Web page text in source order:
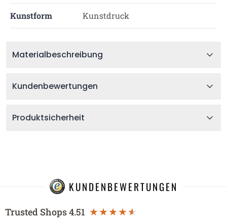
Kunstform Kunstdruck
Materialbeschreibung
Kundenbewertungen
Produktsicherheit
KUNDENBEWERTUNGEN
Trusted Shops4.51